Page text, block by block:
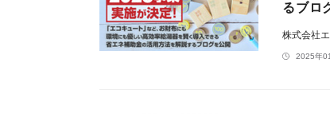
るブロ
株式会社
2025年